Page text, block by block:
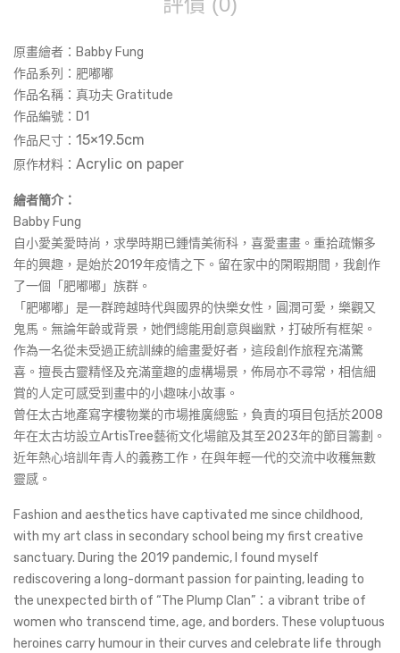
原畫繪者：Babby Fung
作品系列：肥嘟嘟
作品名稱： 真功夫 Gratitude
作品編號： D1
作品尺寸： 15×19.5cm
原作材料： Acrylic on paper
繪者簡介：
Babby Fung
自小愛美愛時尚，求學時期已鍾情美術科，喜愛畫畫。重拾疏懶多
年的興趣，是始於2019年疫情之下。留在家中的閑暇期間，我創作
了一個「肥嘟嘟」族群。
「肥嘟嘟」是一群跨越時代與國界的快樂女性，圓潤可愛，樂觀又
鬼馬。無論年齡或背景，她們總能用創意與幽默，打破所有框架。
作為一名從未受過正統訓練的繪畫愛好者，這段創作旅程充滿驚
喜。擅長古靈精怪及充滿童趣的虛構場景，佈局亦不尋常，相信細
賞的人定可感受到畫中的小趣味小故事。
曾任太古地產寫字樓物業的市場推廣總監，負責的項目包括於2008
年在太古坊設立ArtisTree藝術文化場館及其至2023年的節目籌劃。
近年熱心培訓年青人的義務工作，在與年輕一代的交流中收穫無數
靈感。
Fashion and aesthetics have captivated me since childhood,
with my art class in secondary school being my first creative
sanctuary. During the 2019 pandemic, I found myself
rediscovering a long-dormant passion for painting, leading to
the unexpected birth of “The Plump Clan”：a vibrant tribe of
women who transcend time, age, and borders. These voluptuous
heroines carry humour in their curves and celebrate life through